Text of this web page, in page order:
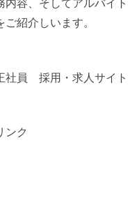
容、そしてアルバイト
紹介しいます。
社員 採用・求人サイト
ンク